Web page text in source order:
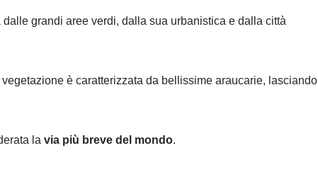
grandi aree verdi, dalla sua urbanistica e dalla città
vegetazione è caratterizzata da bellissime araucarie, lasciando
la via più breve del mondo.